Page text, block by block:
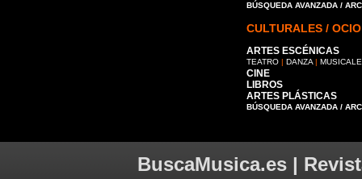
BÚSQUEDA AVANZADA /
CULTURALES / OCIO
ARTES ESCÉNICAS
TEATRO | DANZA |
CINE
LIBROS
ARTES PLÁSTICAS
BÚSQUEDA AVANZADA /
BuscaMusica.es |